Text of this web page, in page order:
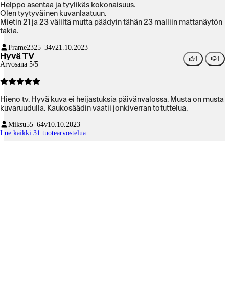
Helppo asentaa ja tyylikäs kokonaisuus.
Olen tyytyväinen kuvanlaatuun.
Mietin 21 ja 23 väliltä mutta päädyin tähän 23 malliin mattanäytön
takia.
Frame2325–34v21.10.2023
Hyvä TV
Arvosana 5/5
1 1
Hieno tv. Hyvä kuva ei heijastuksia päivänvalossa. Musta on musta
kuvaruudulla. Kaukosäädin vaatii jonkiverran totuttelua.
Miksu55–64v10.10.2023
Lue kaikki 31 tuotearvostelua